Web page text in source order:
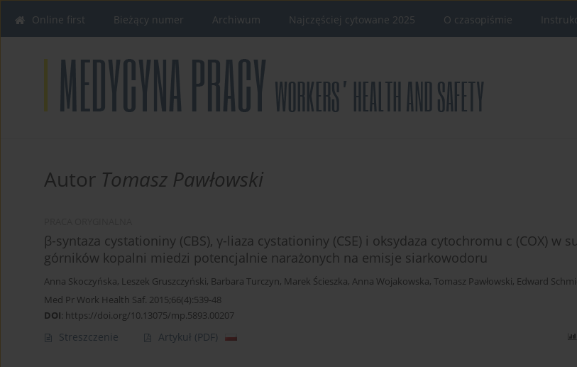
Online first Bieżący numer Archiwum Najczęściej cytowane 2025 O czasopiśmie
Autor Tomasz Pawłowski
β-syntaza cystationiny (CBS), γ-liaza cystationiny (CSE) i oksydaza cytochromu c (COX) w
górników kopalni miedzi potencjalnie narażonych na emisje siarkowodoru
Anna Skoczyńska, Leszek Gruszczyński, Barbara Turczyn, Marek Ścieszka, Anna Wojakowska, Tomasz Pawłowski, Edward
Med Pr Work Health Saf. 2015;66(4):539-48
DOI: https://doi.org/10.13075/mp.5893.00207
Streszczenie Artykuł (PDF)